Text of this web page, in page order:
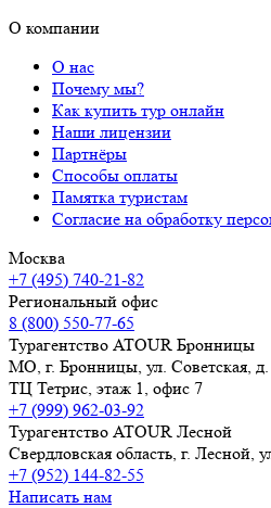
О компании
О нас
Почему мы?
Как купить тур онлайн
Наши лицензии
Партнёры
Способы оплаты
Памятка туристам
Согласие на обработку
Москва
+7 (495) 740-21-82
Региональный офис
8 (800) 550-77-65
Турагентство ATOUR Бронницы
МО, г. Бронницы, ул. Советская,
ТЦ Тетрис, этаж 1, офис 7
+7 (999) 962-03-92
Турагентство ATOUR Лесной
Свердловская область, г. Лесной,
+7 (952) 144-82-55
Написать нам